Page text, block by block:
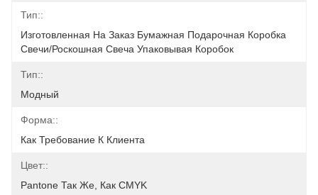
Тип::
Изготовленная На Заказ Бумажная Подарочная Коробка
Свечи/роскошная Свеча Упаковывая Коробок
Тип::
Модный
Форма::
Как Требование К Клиента
Цвет::
Pantone Так Же, Как CMYK